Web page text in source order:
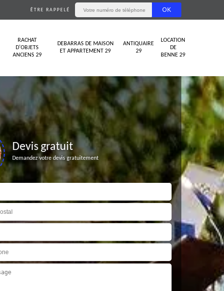
ÊTRE RAPPELÉ
RACHAT
D'OBJETS
ANCIENS 29
DEBARRAS DE MAISON
ET APPARTEMENT 29
ANTIQUAIRE
29
LOCATION
DE
BENNE 29
Devis gratuit
Demandez votre devis gratuitement